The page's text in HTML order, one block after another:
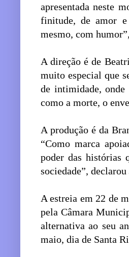
apresentada neste
finitude, de amor e
mesmo, com
A direção é de
muito especial que
de intimidade,
como a morte, o
A produção é da
“Como marca
poder das histórias
sociedade”,
A estreia em 22 de
pela Câmara
alternativa ao seu
maio, dia de Santa